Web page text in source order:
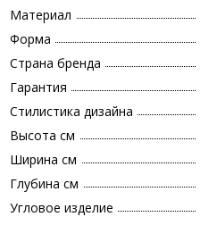
Материал
Форма
Страна бренда
Гарантия
Стилистика дизайна
Высота см
Ширина см
Глубина см
Угловое изделие